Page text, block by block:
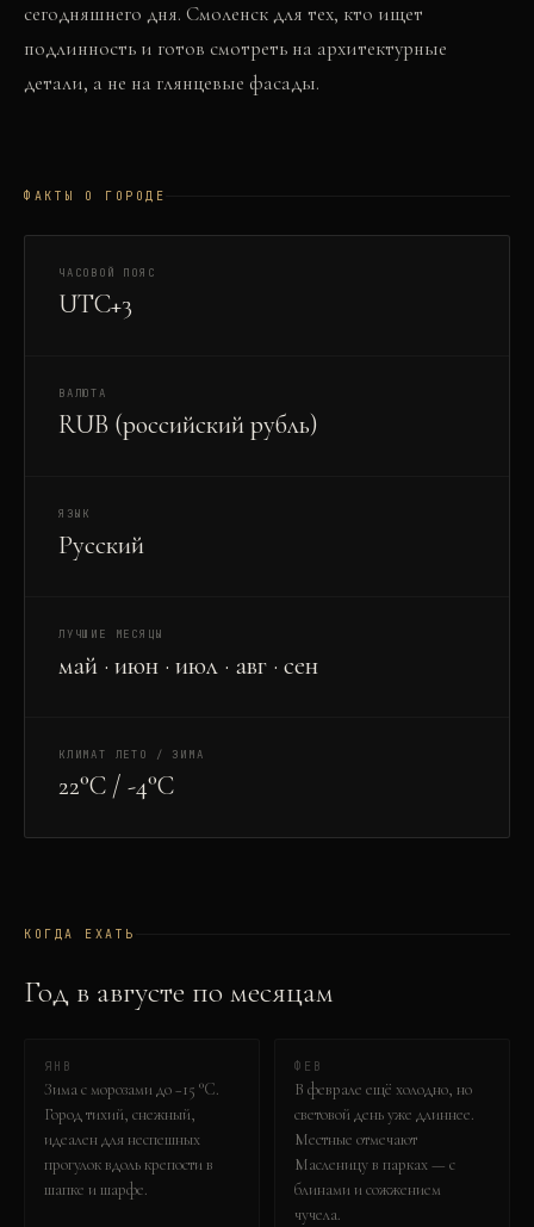
сегодняшнего дня. Смоленск для тех, кто ищет
подлинность и готов смотреть на архитектурные
детали, а не на глянцевые фасады.
ФАКТЫ О ГОРОДЕ
ЧАСОВОЙ ПОЯС
UTC+3
ВАЛЮТА
RUB (российский рубль)
ЯЗЫК
Русский
ЛУЧШИЕ МЕСЯЦЫ
май · июн · июл · авг · сен
КЛИМАТ ЛЕТО / ЗИМА
22°C / -4°C
КОГДА ЕХАТЬ
Год в августе по месяцам
ЯНВ
Зима с морозами до −15 °C.
Город тихий, снежный,
идеален для неспешных
прогулок вдоль крепости в
шапке и шарфе.
ФЕВ
В феврале ещё холодно, но
световой день уже длиннее.
Местные отмечают
Масленицу в парках — с
блинами и сожжением
чучела.